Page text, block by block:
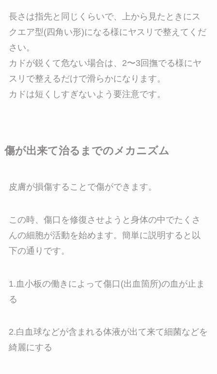
長さは指先と同じくらいで、上から見たときにス
クエア型(四角い形)になる様にヤスリで整えてくだ
さい。
カドが鋭くて危ない場合は、2〜3回撫でる様にヤ
スリで整えるだけで滑らかになります。
カドは短くしすぎないよう要注意です。
傷が出来て治るまでのメカニズム
皮膚が損傷することで傷ができます。
この時、傷口を修復させようと身体の中でたくさ
んの細胞が活動を始めます。簡単に説明すると以
下の通りです。
1.血小板の働きによって傷口(出血箇所)の血が止ま
る
2.白血球などが含まれる体液が出て来て細菌などを
綺麗にする